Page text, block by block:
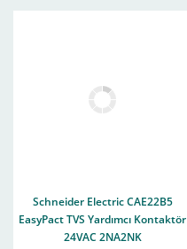
Schneider Electric CAE22B5
EasyPact TVS Yardımcı Kontaktör
24VAC 2NA2NK